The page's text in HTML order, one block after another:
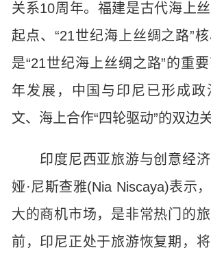
关系10周年。福建是古代海上
起点、“21世纪海上丝绸之路”
是“21世纪海上丝绸之路”的重
年发展，中国与印尼已形成政
文、海上合作“四轮驱动”的双边
印度尼西亚旅游与创意经济
娅·尼斯查雅(Nia Niscaya)表示
大的商机市场，是非常热门的
前，印尼正处于旅游恢复期，